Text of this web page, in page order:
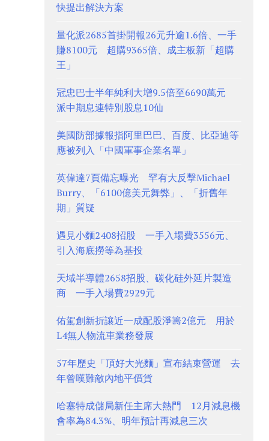
快提出解決方案
量化派2685首掛開報26元升逾1.6倍、一手
賺8100元 超購9365倍、成主板新「超購
王」
冠忠巴士半年純利大增9.5倍至6690萬元
派中期息連特別股息10仙
美國防部據報指阿里巴巴、百度、比亞迪等
應被列入「中國軍事企業名單」
英偉達7頁備忘曝光 罕有大反擊Michael
Burry、「6100億美元舞弊」、「折舊年
期」質疑
遇見小麵2408招股 一手入場費3556元、
引入海底撈等為基投
天域半導體2658招股、碳化硅外延片製造
商 一手入場費2929元
佑駕創新折讓近一成配股淨籌2億元 用於
L4無人物流車業務發展
57年歷史「頂好大光麵」宣布結束營運 去
年曾嘆難敵內地平價貨
哈塞特成儲局新任主席大熱門 12月減息機
會率為84.3%、明年預計再減息三次